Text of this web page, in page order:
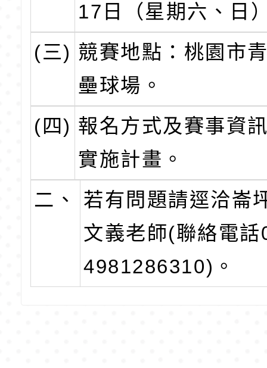
17日（星期六、日
(三) 競賽地點：桃園市
壘球場。
(四) 報名方式及賽事資
實施計畫。
二、
若有問題請逕洽崙
文義老師(聯絡電
4981286310)。